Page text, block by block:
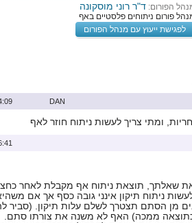
הפורום: ד"ר רוני מוסקונה
פורום ניתוחים פלסטיים באף
לפגישת ייעוץ עם מנהל הפורום
26/05/16 DAN
ומתי צריך לעשות ניתוח חוזר לאף
30/05/16
שאלתך, תוצאת ניתוח אף מקבלת לאחר
ניתוח תיקון אינני גובה כסף אך אם
אחרי 10 שנים מן הסתם תצטרך לשלם עלות תיקון. (סביר
ממכה) האף לא משנה את צורתו סתם.